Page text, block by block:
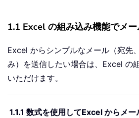
1.1 Excel の組み込み機能でメ
Excel からシンプルなメール（宛先
み）を送信したい場合は、Excel の
いただけます。
1.1.1 数式を使用してExcel からメー